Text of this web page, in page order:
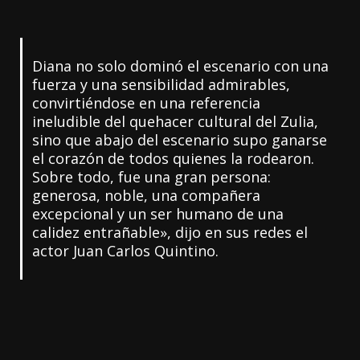
Diana no solo dominó el escenario con una
fuerza y una sensibilidad admirables,
convirtiéndose en una referencia
ineludible del quehacer cultural del Zulia,
sino que abajo del escenario supo ganarse
el corazón de todos quienes la rodearon.
Sobre todo, fue una gran persona:
generosa, noble, una compañera
excepcional y un ser humano de una
calidez entrañable», dijo en sus redes el
actor Juan Carlos Quintino.